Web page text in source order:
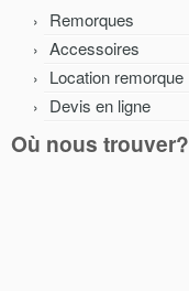
Remorques
Accessoires
Location remorque
Devis en ligne
Où nous trouver?